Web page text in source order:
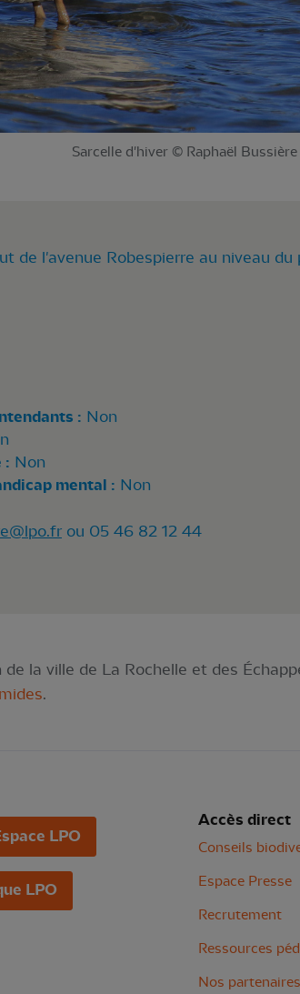
Sarcelle d'hiver © Raphaël Bussière
de l'avenue Robespierre au niveau
: Non
: Non
mental : Non
ou 05 46 82 12 44
la ville de La Rochelle et des
.
LPO
LPO
Accès direct
Conseils
Espace Presse
Recrutement
Ressources
Nos partenaires